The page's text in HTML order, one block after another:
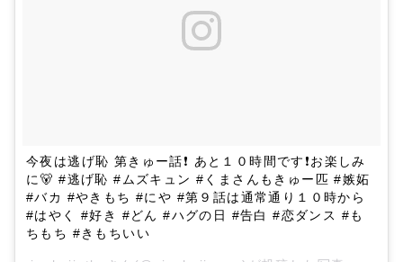
今夜は逃げ恥 第きゅー話❗ あと１０時間です❗お楽しみ
に🐻 #逃げ恥 #ムズキュン #くまさんもきゅー匹 #嫉妬
#バカ #やきもち #にや #第９話は通常通り１０時から
#はやく #好き #どん #ハグの日 #告白 #恋ダンス #も
ちもち #きもちいい